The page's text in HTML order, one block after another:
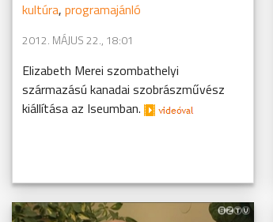
kultúra, programajánló
2012. MÁJUS 22., 18:01
Elizabeth Merei szombathelyi
származású kanadai szobrászművész
kiállítása az Iseumban.